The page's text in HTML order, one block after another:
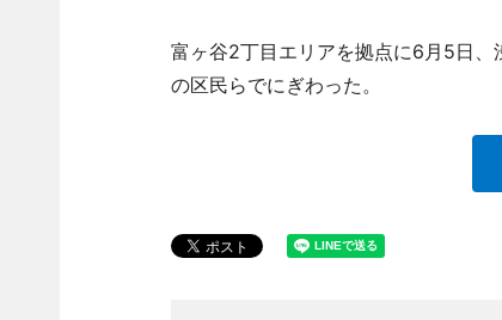
富ヶ谷2丁目エリアを拠点に6月5日、
の区民らでにぎわった。